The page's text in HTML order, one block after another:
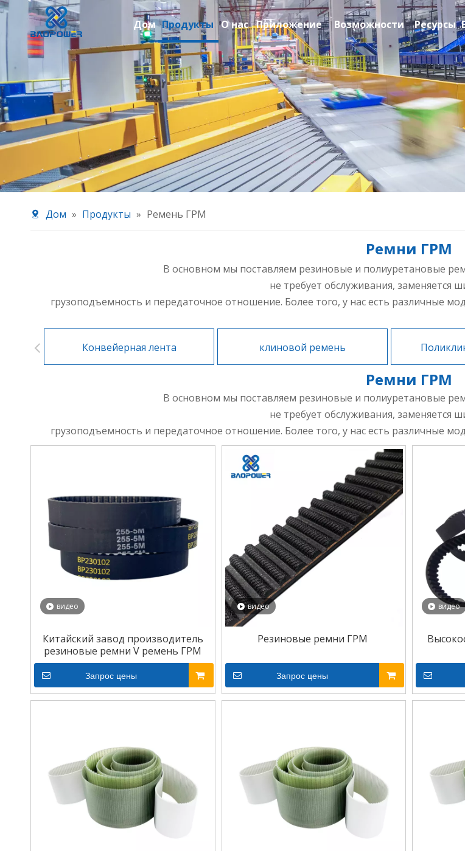
Дом Продукты О нас Приложение Возможности Ресурсы
Дом » Продукты » Ремень ГРМ
Ремни ГРМ
В основном мы поставляем резиновые и полиуретановые
не требует обслуживания, заменяется
грузоподъемность и передаточное отношение. Более того, у нас есть различные
Конвейерная лента клиновой ремень
Ремни ГРМ
В основном мы поставляем резиновые и полиуретановые
не требует обслуживания, заменяется
грузоподъемность и передаточное отношение. Более того, у нас есть различные
видео
Китайский завод производитель
резиновые ремни V ремень ГРМ
Запрос цены
видео
Резиновые ремни ГРМ
Запрос цены
видео